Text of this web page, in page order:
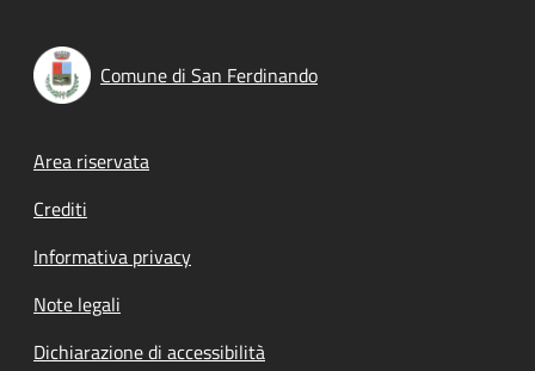
Comune di San Ferdinando
Footer menu
Area riservata
Crediti
Informativa privacy
Note legali
Dichiarazione di accessibilità